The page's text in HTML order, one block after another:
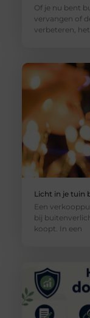
Of je nu bent
vervangen of
verbeteren,
Licht in je tuin
Een
bij
koopt. In een